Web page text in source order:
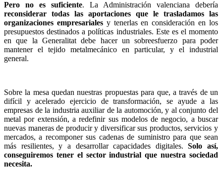
Pero no es suficiente. La Administración valenciana debería
reconsiderar todas las aportaciones que le trasladamos las
organizaciones empresarialesy tenerlas en consideración en los
presupuestos destinados a políticas industriales. Este es el momento
en que la Generalitat debe hacer un sobreesfuerzo para poder
mantener el tejido metalmecánico en particular, y el industrial
general.
Sobre la mesa quedan nuestras propuestas para que, a través de un
difícil y acelerado ejercicio de transformación, se ayude a las
empresas de la industria auxiliar de la automoción, y al conjunto del
metal por extensión, a redefinir sus modelos de negocio, a buscar
nuevas maneras de producir y diversificar sus productos, servicios y
mercados, a recomponer sus cadenas de suministro para que sean
más resilientes, y a desarrollar capacidades digitales.Solo así,
conseguiremos tener el sector industrial que nuestra sociedad
necesita.